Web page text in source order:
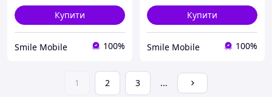
Купити
Smile Mobile 100%
Купити
Smile Mobile 100%
1 2 3 ...